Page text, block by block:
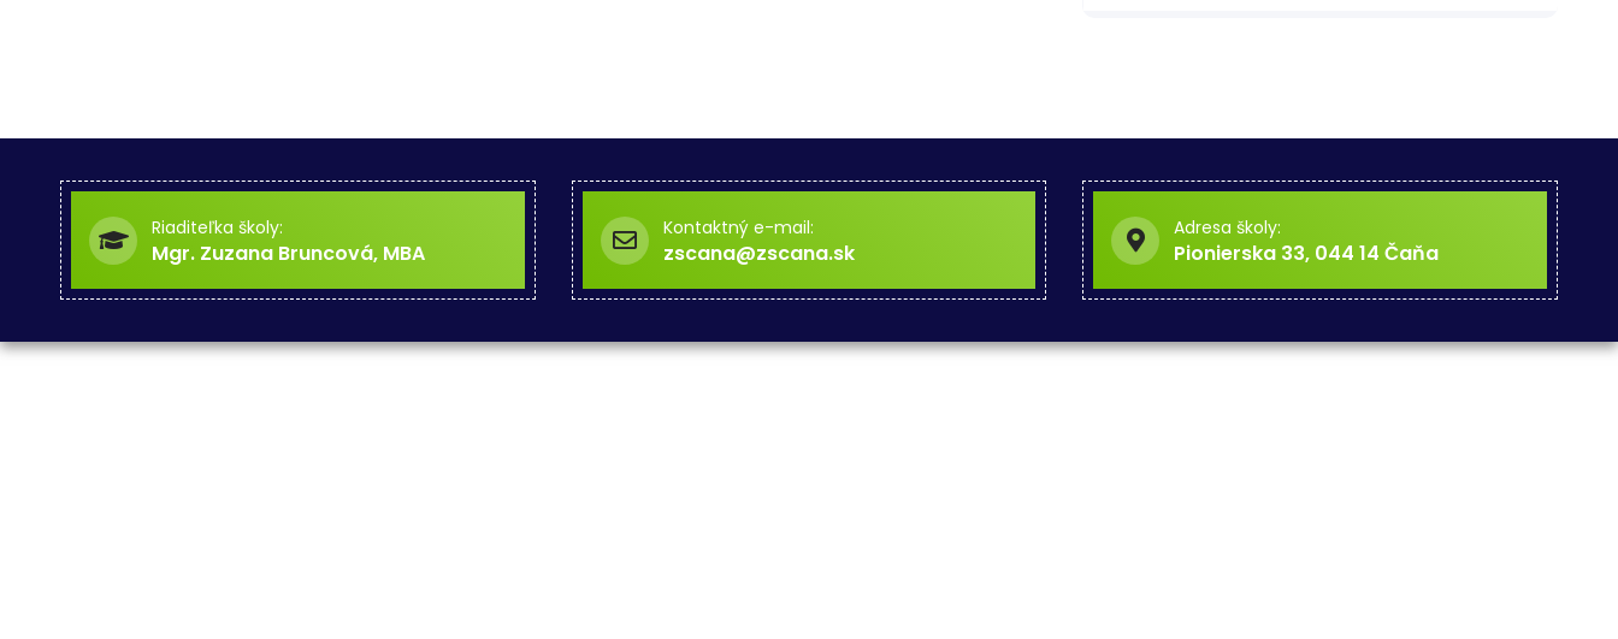
Riaditeľka školy:
Mgr. Zuzana Bruncová, MBA
Kontaktný e-mail:
zscana@zscana.sk
Adresa školy:
Pionierska 33, 044 14 Čaňa